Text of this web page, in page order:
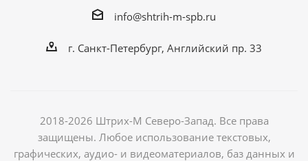
info@shtrih-m-spb.ru
г. Санкт-Петербург, Английский пр. 33
2018-2026 Штрих-М Северо-Запад. Все права
защищены. Любое использование текстовых,
графических, аудио- и видеоматериалов, баз данных и